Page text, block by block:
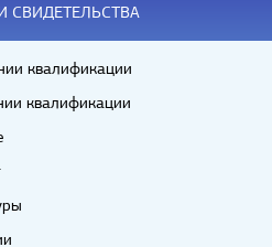
СВИДЕТЕЛЬСТВА
квалификации
квалификации